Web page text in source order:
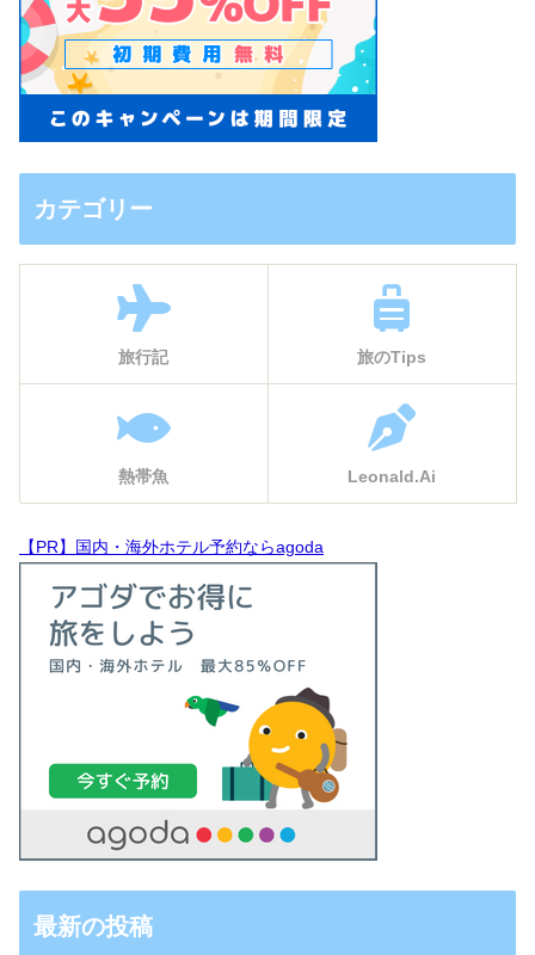
カテゴリー
旅行記 旅のTips
熱帯魚 Leonald.Ai
【PR】国内・海外ホテル予約ならagoda
最新の投稿